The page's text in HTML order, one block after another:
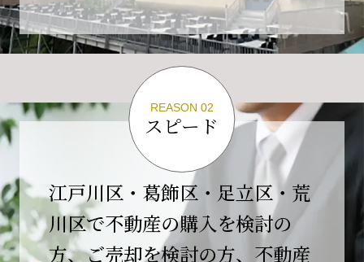
ご不便をおかけしますが、何卒よろしくお願い
いたします。
翌日より通常営業いたします。
【開業10周年のご挨拶】
平素より格別のご高配を賜り、誠にありがとう
ございます。
おかげさまで当社は、2026年2月1日をもちまし
て開業10周年を迎えることができました。
REASON 02
スピード
江戸川区・葛飾区・足立区・荒
川区で不動産の購入を検討の
方、ご売却を検討の方、不動産